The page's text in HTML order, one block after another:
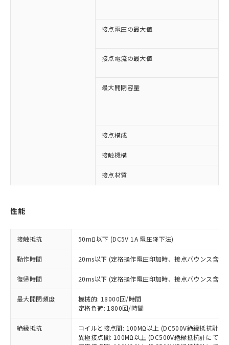
接点電圧の最大値
接点電流の最大値
最大開閉容量
接点構成
接触機構
接点材質
性能
接触抵抗 50mΩ以下 (DC5V 1A 電圧降下法)
動作時間 20ms以下 (定格操作電圧印加時、接点バウンス含ま
復帰時間 20ms以下 (定格操作電圧印加時、接点バウンス含ま
最大開閉頻度
機械的: 18000回/時間
定格負荷: 1800回/時間
絶縁抵抗
コイルと接点間: 100MΩ以上 (DC500V絶縁抵抗計に
異極接点間: 100MΩ以上 (DC500V絶縁抵抗計にて)
ご利用条件
以下の条件をお読みいただき、同意のうえ
ご利用ください。
本サービスは、当社制御機器事業取扱
商品の当社在庫状況および標準価格
(税抜)を提供させていただくもので
当社制御機器事業取扱商品の中には、
対応予定：EU RoHS指令（10物質）の非含
有に対応した製品に切り替える予定のある
商品です。
対応予定なし：EU RoHS指令（10物質）の
非含有に非対応の商品で、対応品を出す予
定はありません。
調査・確認中：EU RoHS指令（10物質）の
非含有の対応状況を調査中または確認中の
非該当品：ライセンス料など無形物で、有
害物質有無と関係のない商品です。
※1 中国RoHS○×表
「○」：最大均質材料含有率が中国RoHSの
基準値以下であることを示します。